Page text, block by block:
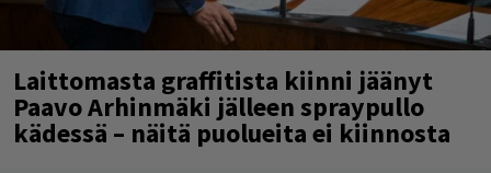
Laittomasta graffitista kiinni jäänyt
Paavo Arhinmäki jälleen spraypullo
kädessä – näitä puolueita ei kiinnosta